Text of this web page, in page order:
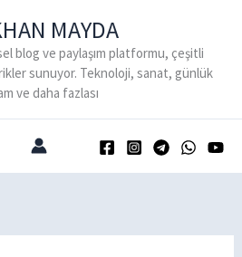
MAYDA
blog ve paylaşım platformu, çeşitli
sunuyor. Teknoloji, sanat, günlük
ve daha fazlası